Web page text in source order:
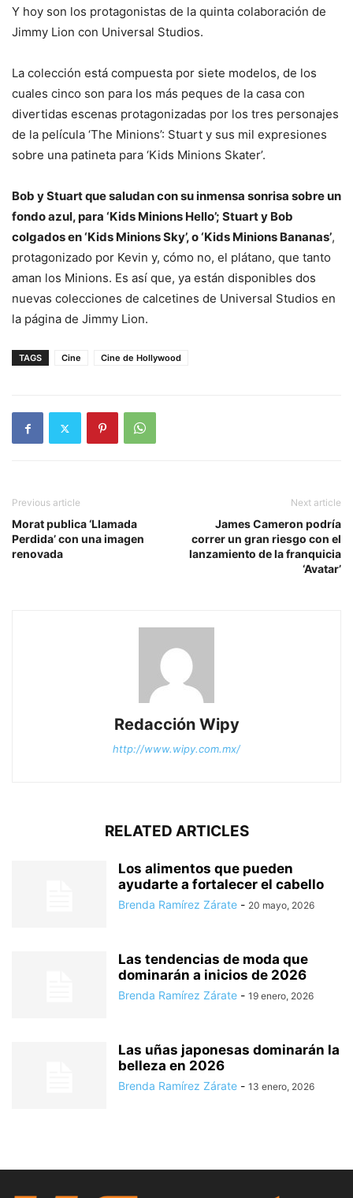
Y hoy son los protagonistas de la quinta colaboración de
Jimmy Lion con Universal Studios.
La colección está compuesta por siete modelos, de los
cuales cinco son para los más peques de la casa con
divertidas escenas protagonizadas por los tres personajes
de la película ‘The Minions’: Stuart y sus mil expresiones
sobre una patineta para ‘Kids Minions Skater’.
Bob y Stuart que saludan con su inmensa sonrisa sobre un
fondo azul, para ‘Kids Minions Hello’; Stuart y Bob
colgados en ‘Kids Minions Sky’, o ‘Kids Minions Bananas’,
protagonizado por Kevin y, cómo no, el plátano, que tanto
aman los Minions. Es así que, ya están disponibles dos
nuevas colecciones de calcetines de Universal Studios en
la página de Jimmy Lion.
TAGS Cine Cine de Hollywood
Previous article
Morat publica ‘Llamada
Perdida’ con una imagen
renovada
Next article
James Cameron podría
correr un gran riesgo con el
lanzamiento de la franquicia
‘Avatar’
Redacción Wipy
http://www.wipy.com.mx/
RELATED ARTICLES
Los alimentos que pueden
ayudarte a fortalecer el cabello
Brenda Ramírez Zárate - 20 mayo, 2026
Las tendencias de moda que
dominarán a inicios de 2026
Brenda Ramírez Zárate - 19 enero, 2026
Las uñas japonesas dominarán la
belleza en 2026
Brenda Ramírez Zárate - 13 enero, 2026